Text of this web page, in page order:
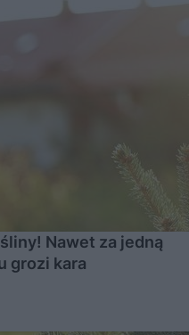
Nawet za jedną
grozi kara